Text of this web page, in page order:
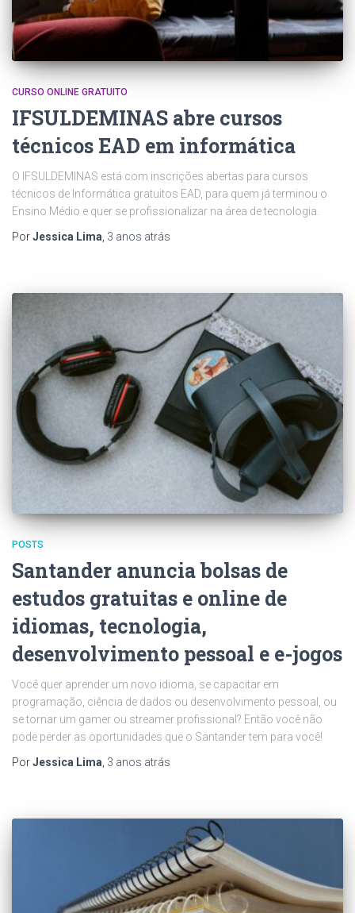
CURSO ONLINE GRATUITO
IFSULDEMINAS abre cursos
técnicos EAD em informática
O IFSULDEMINAS está com inscrições abertas para cursos
técnicos de Informática gratuitos EAD, para quem já terminou o
Ensino Médio e quer se profissionalizar na área de tecnologia.
PorJessica Lima 3 anos atrás
POSTS
Santander anuncia bolsas de
estudos gratuitas e online de
idiomas, tecnologia,
desenvolvimento pessoal e e-jogos
Você quer aprender um novo idioma, se capacitar em
programação, ciência de dados ou desenvolvimento pessoal, ou
se tornar um gamer ou streamer profissional? Então você não
pode perder as oportunidades que o Santander tem para você!
PorJessica Lima, 3 anos atrás